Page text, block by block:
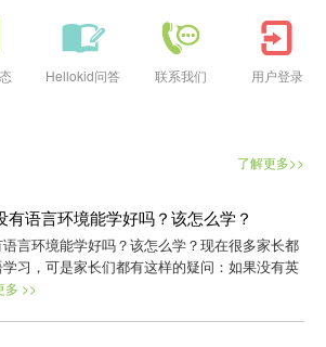
Hellokid问答 联系我们 用户登录
了解更多>>
有语言环境能学好吗？该怎么学？
言环境能学好吗？该怎么学？现在很多家长都
习，可是家长们都有这样的疑问：如果没有英
多 >>